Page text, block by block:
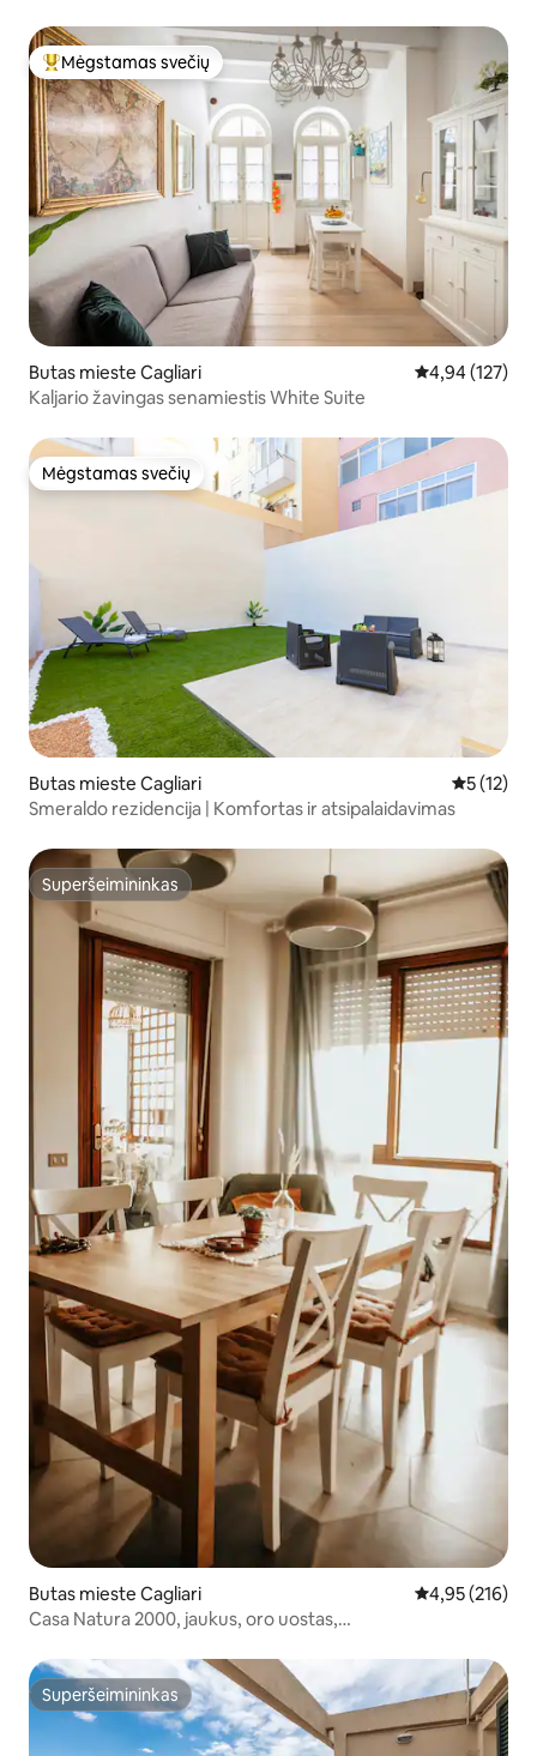
Svečių mėgstamiausias
Mėgstamas svečių
Butas mieste Cagliari Vidutinis
4,94 (127)
Kaljario žavingas senamiestis White Suite
Mėgstamas svečių
Mėgstamas svečių
Butas mieste Cagliari Vidutinis
5 (12)
Smeraldo rezidencija | Komfortas ir atsipalaidavimas
Superšeimininkas
Superšeimininkas
Butas mieste Cagliari Vidutinis
4,95 (216)
Casa Natura 2000, jaukus, oro uostas,
Superšeimininkas
Superšeimininkas